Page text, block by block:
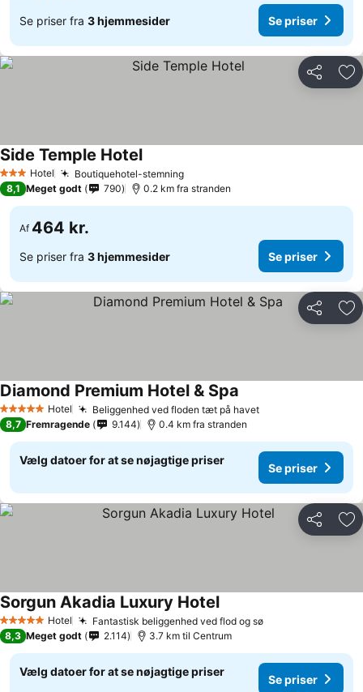
Se priser fra 3 hjemmesider Se priser
Del
3 StjernerHotel Boutiquehotel-stemning
Side Temple Hotel
8,1 Meget godt 790 0.2 km fra stranden
Af 464 kr.
Se priser fra 3 hjemmesider Se priser
Del
5 Stjerner Hotel Beliggenhed ved floden tæt på havet
Diamond Premium Hotel & Spa
8,7 Fremragende 9.144 0.4 km fra stranden
Vælg datoer for at se nøjagtige priser
Se priser
Del
5 Stjerner Hotel Fantastisk beliggenhed ved flod og sø
Sorgun Akadia Luxury Hotel
8,3 Meget godt 2.114 3.7 km til Centrum
Vælg datoer for at se nøjagtige priser
Se priser